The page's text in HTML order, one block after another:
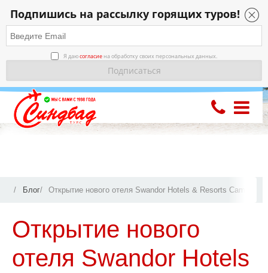
Подпишись на рассылку горящих туров!
Я даюсогласие на обработку своих персональных данных.
Блог Открытие нового отеля Swandor Hotels & Resorts Cam Ranh
Открытие нового
отеля Swandor Hotels